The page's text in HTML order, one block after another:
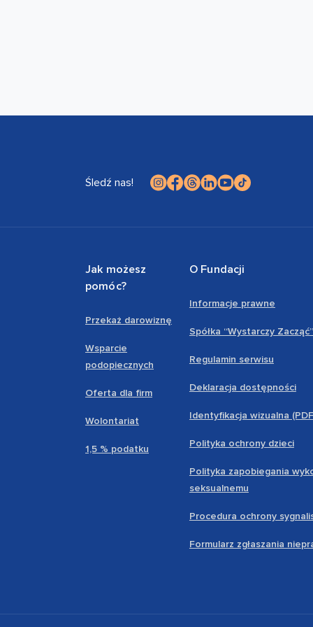
Śledź nas!
Jak możesz
pomóc?
Przekaż darowiznę
Wsparcie
podopiecznych
Oferta dla firm
Wolontariat
1,5 % podatku
O Fundacji
Informacje prawne
Spółka “Wystarczy Zacząć”
Regulamin serwisu
Deklaracja dostępności
Identyfikacja wizualna
Polityka ochrony dzieci
Polityka zapobiegania
seksualnemu
Procedura ochrony
Formularz zgłaszania